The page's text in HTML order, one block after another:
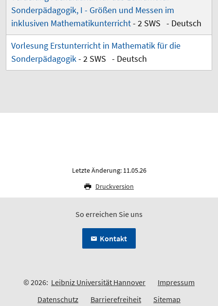
Sonderpädagogik, I - Größen und Messen im
inklusiven Mathematikunterricht- 2 SWS - Deutsch
Vorlesung Erstunterricht in Mathematik für die
Sonderpädagogik- 2 SWS - Deutsch
Letzte Änderung: 11.05.26
Druckversion
So erreichen Sie uns
Kontakt
© 2026: Leibniz Universität Hannover
Impressum
Datenschutz
Barrierefreiheit Sitemap